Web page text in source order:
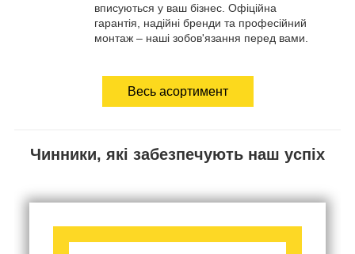
вписуються у ваш бізнес. Офіційна
гарантія, надійні бренди та професійний
монтаж – наші зобов'язання перед вами.
Весь асортимент
Чинники, які забезпечують наш успіх